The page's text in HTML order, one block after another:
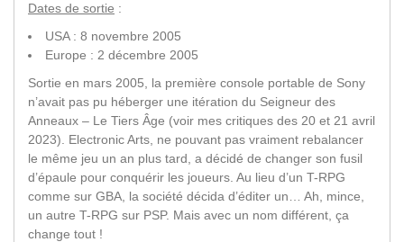
Dates de sortie :
USA : 8 novembre 2005
Europe : 2 décembre 2005
Sortie en mars 2005, la première console portable de Sony
n’avait pas pu héberger une itération du Seigneur des
Anneaux – Le Tiers Âge (voir mes critiques des 20 et 21 avril
2023). Electronic Arts, ne pouvant pas vraiment rebalancer
le même jeu un an plus tard, a décidé de changer son fusil
d’épaule pour conquérir les joueurs. Au lieu d’un T-RPG
comme sur GBA, la société décida d’éditer un… Ah, mince,
un autre T-RPG sur PSP. Mais avec un nom différent, ça
change tout !